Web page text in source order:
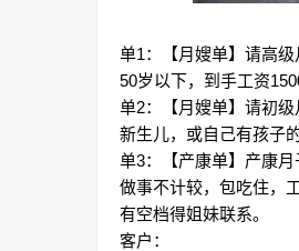
单1：【月嫂单】请高
50岁以下，到手工资
单2：【月嫂单】请初
新生儿，或自己有孩子
单3：【产康单】产康
做事不计较，包吃住，
有空档得姐妹联系。
客户：